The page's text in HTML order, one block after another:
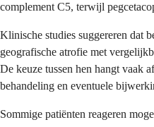
complement C5, terwijl
Klinische studies suggereren dat
geografische atrofie met
De keuze tussen hen hangt vaak
behandeling en eventuele
Sommige patiënten reageren